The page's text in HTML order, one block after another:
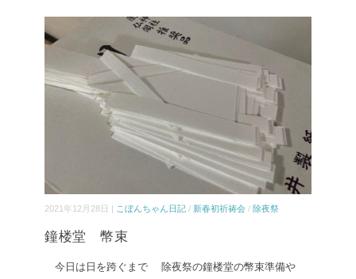
2021年12月28日 | こぼんちゃん日記 / 新春初祈祷会 / 除夜祭
鐘楼堂 幣束
今日は日を跨ぐまで 除夜祭の鐘楼堂の幣束準備や